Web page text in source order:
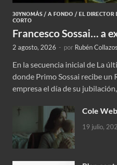
30YNOMÁS / A FONDO / EL
CORTO
Francesco Sossai… a
2 agosto, 2026 - por Rubén Collazos
En la secuencia inicial de La
donde Primo Sossai recibe un
empresa el día de su
Cole
19 julio,